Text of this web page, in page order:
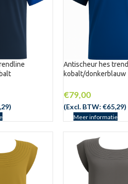
)
Antischeur hes
kobalt/donkerblauw
€79,00
(Excl. BTW:€65,29)
Meer informatie